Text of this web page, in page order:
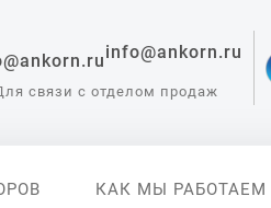
info@ankorn.ru
связи с отделом продаж
КАК МЫ РАБОТАЕМ